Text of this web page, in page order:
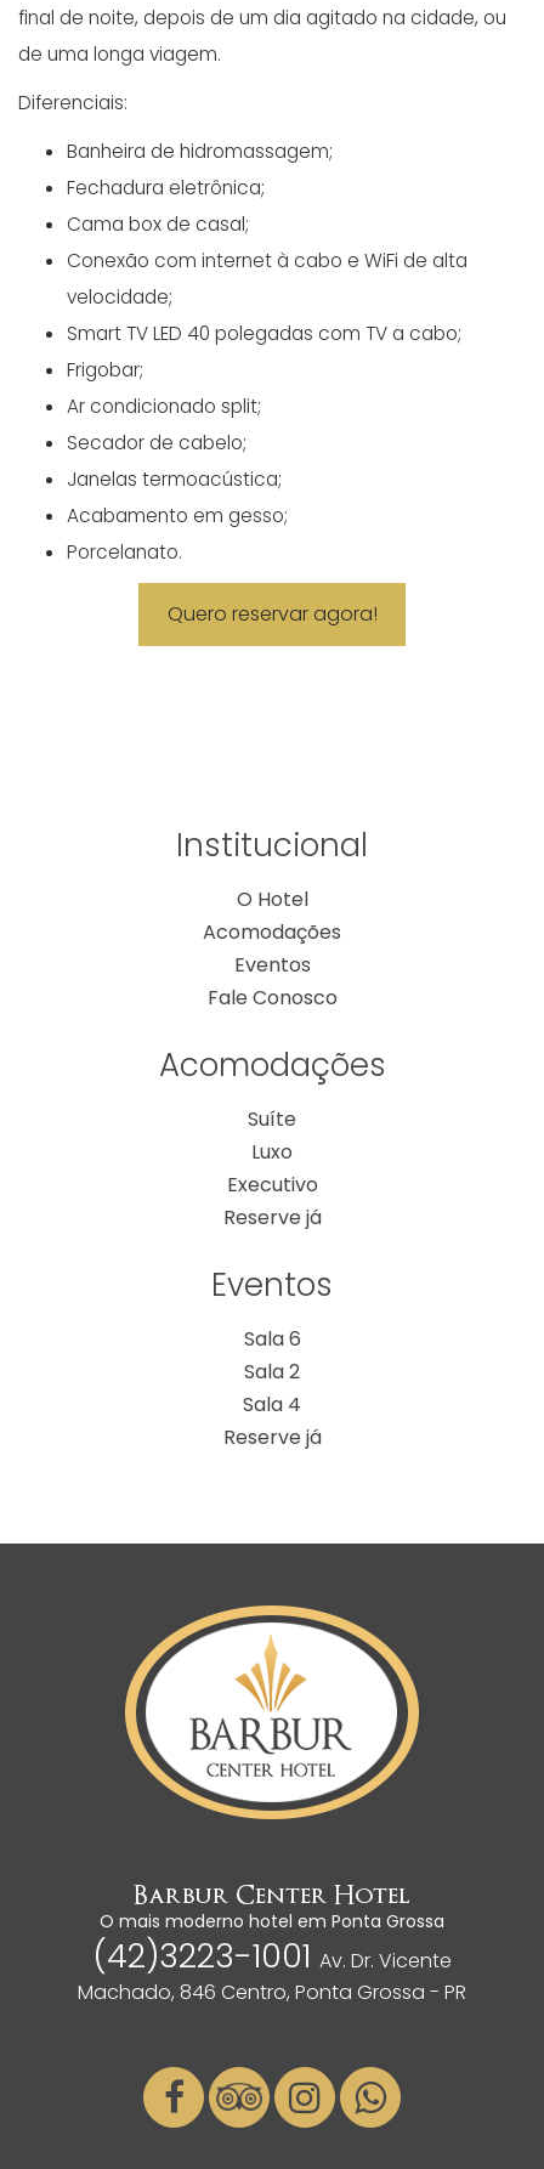
final de noite, depois de um dia agitado na cidade, ou
de uma longa viagem.
Diferenciais:
Banheira de hidromassagem;
Fechadura eletrônica;
Cama box de casal;
Conexão com internet à cabo e WiFi de alta
velocidade;
Smart TV LED 40 polegadas com TV a cabo;
Frigobar;
Ar condicionado split;
Secador de cabelo;
Janelas termoacústica;
Acabamento em gesso;
Porcelanato.
Quero reservar agora!
Institucional
O Hotel
Acomodações
Eventos
Fale Conosco
Acomodações
Suíte
Luxo
Executivo
Reserve já
Eventos
Sala 6
Sala 2
Sala 4
Reserve já
Barbur Center Hotel
O mais moderno hotel em Ponta Grossa
(42)3223-1001 Av. Dr. Vicente
Machado, 846 Centro, Ponta Grossa - PR